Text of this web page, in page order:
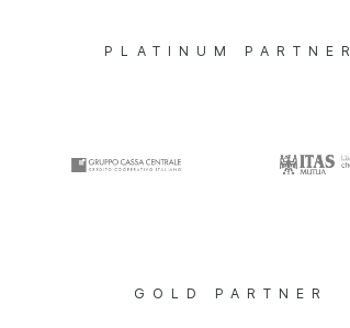
PLATINUM PARTNER
GOLD PARTNER